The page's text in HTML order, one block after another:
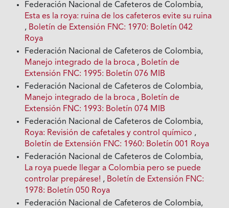
Federación Nacional de Cafeteros de Colombia,
Esta es la roya: ruina de los cafeteros evite su ruina
, Boletín de Extensión FNC: 1970: Boletín 042
Roya
Federación Nacional de Cafeteros de Colombia,
Manejo integrado de la broca , Boletín de
Extensión FNC: 1995: Boletín 076 MIB
Federación Nacional de Cafeteros de Colombia,
Manejo integrado de la broca , Boletín de
Extensión FNC: 1993: Boletín 074 MIB
Federación Nacional de Cafeteros de Colombia,
Roya: Revisión de cafetales y control químico ,
Boletín de Extensión FNC: 1960: Boletín 001 Roya
Federación Nacional de Cafeteros de Colombia,
La roya puede llegar a Colombia pero se puede
controlar prepárese! , Boletín de Extensión FNC:
1978: Boletín 050 Roya
Federación Nacional de Cafeteros de Colombia,